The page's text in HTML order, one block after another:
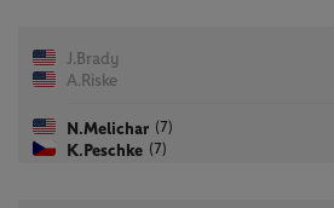
J.Brady
A.Riske
N.Melichar (7)
K.Peschke (7)